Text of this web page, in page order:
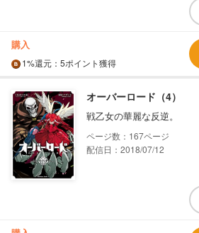
購入
1%還元 ：5ポイント獲得
オーバーロード（4）
戦乙女の華麗な反逆。
167
配信日：2018/07/12